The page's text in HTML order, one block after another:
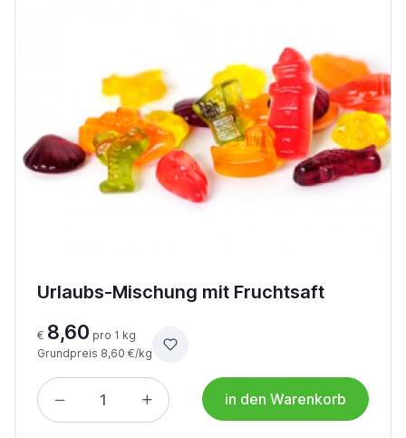
Urlaubs-Mischung mit Fruchtsaft
€ 8,60 pro 1 kg
Grundpreis 8,60 €/kg
in den Warenkorb